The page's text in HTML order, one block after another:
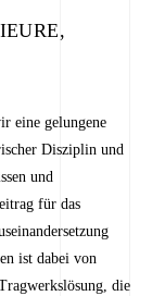
eine gelungene
Disziplin und
und
für das
ist dabei von
die